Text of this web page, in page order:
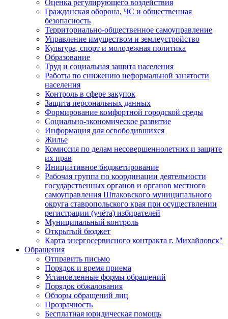
Оценка регулирующего воздействия
Гражданская оборона, ЧС и общественная
безопасность
Территориально-общественное самоуправление
Управление имуществом и землеустройство
Культура, спорт и молодежная политика
Образование
Труд и социальная защита населения
Работы по снижению неформальной занятости
населения
Контроль в сфере закупок
Защита персональных данных
Формирование комфортной городской среды
Социально-экономическое развитие
Информация для освободившихся
Жилье
Комиссия по делам несовершеннолетних и защите
их прав
Инициативное бюджетирование
Рабочая группа по координации деятельности
государственных органов и органов местного
самоуправления Шпаковского муниципального
округа ставропольского края при осуществлении
регистрации (учёта) избирателей
Муниципальный контроль
Открытый бюджет
Карта энергосервисного контракта г. Михайловск"
Обращения
Отправить письмо
Порядок и время приема
Установленные формы обращений
Порядок обжалования
Обзоры обращений лиц
Прозрачность
Бесплатная юридическая помощь